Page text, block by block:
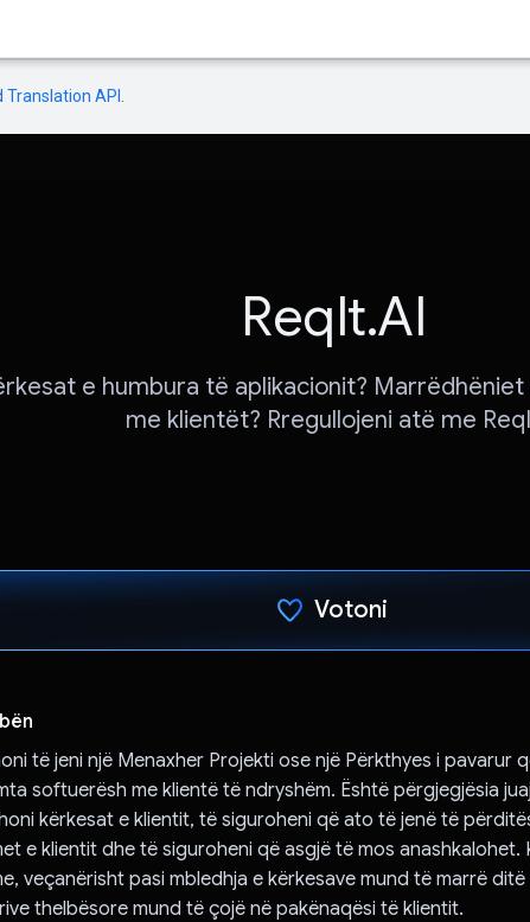
Translation API
ReqIt.AI
e humbura të aplikacionit?
me klientët? Rregullojeni atë me
Votoni
të jeni një Menaxher Projekti ose një Përkthyes i pavarur
softuerësh me klientë të ndryshëm. Është përgjegjësia
kërkesat e klientit, të siguroheni që ato të jenë të
e klientit dhe të siguroheni që asgjë të mos anashkalohet.
veçanërisht pasi mbledhja e kërkesave mund të marrë
thelbësore mund të çojë në pakënaqësi të klientit.